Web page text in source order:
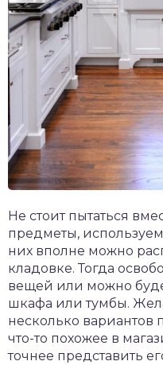
Не стоит пытаться
предметы,
них вполне можно
кладовке. Тогда
вещей или можно
шкафа или тумбы.
несколько вариантов
что-то похожее в
точнее представить